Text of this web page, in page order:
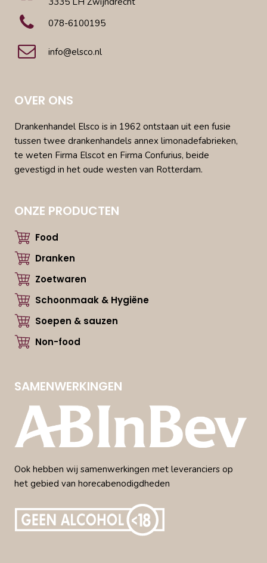
078-6100195
info@elsco.nl
OVER ONS
Drankenhandel Elsco is in 1962 ontstaan uit een fusie
tussen twee drankenhandels annex limonadefabrieken,
te weten Firma Elscot en Firma Confurius, beide
gevestigd in het oude westen van Rotterdam.
ONZE PRODUCTEN
Food
Dranken
Zoetwaren
Schoonmaak & Hygiëne
Soepen & sauzen
Non-food
SAMENWERKINGEN
Ook hebben wij samenwerkingen met leveranciers op
het gebied van horecabenodigdheden